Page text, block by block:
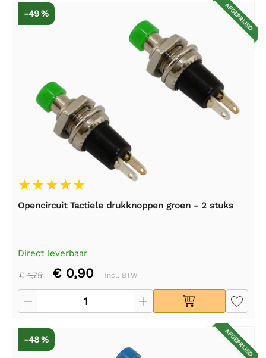
AFGEPRIJSD
-49 %
Opencircuit Tactiele drukknoppen groen - 2 stuks
Direct leverbaar
€ 1,75 € 0,90 Incl. BTW
AFGEPRIJSD
-48 %